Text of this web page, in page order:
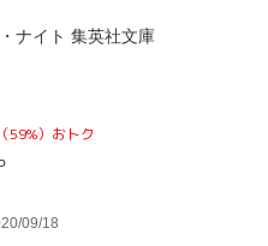
ナイト 集英社文庫
59%）おトク
09/18